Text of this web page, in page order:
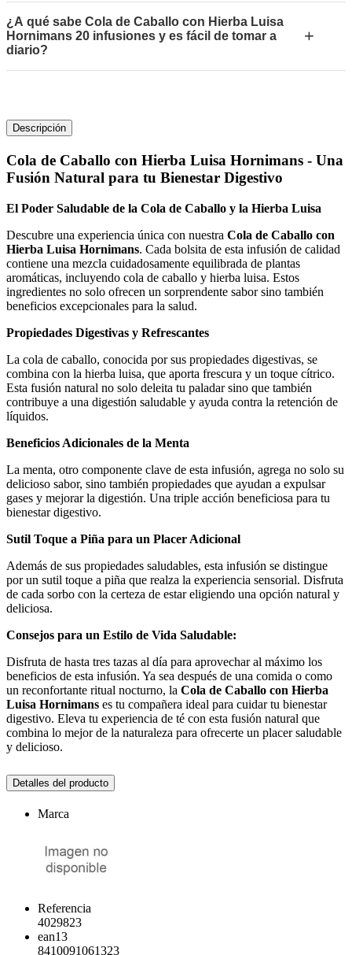
¿A qué sabe Cola de Caballo con Hierba Luisa
Hornimans 20 infusiones y es fácil de tomar a
diario?
+
Descripción
Cola de Caballo con Hierba Luisa Hornimans - Una
Fusión Natural para tu Bienestar Digestivo
El Poder Saludable de la Cola de Caballo y la Hierba Luisa
Descubre una experiencia única con nuestra Cola de Caballo con
Hierba Luisa Hornimans. Cada bolsita de esta infusión de calidad
contiene una mezcla cuidadosamente equilibrada de plantas
aromáticas, incluyendo cola de caballo y hierba luisa. Estos
ingredientes no solo ofrecen un sorprendente sabor sino también
beneficios excepcionales para la salud.
Propiedades Digestivas y Refrescantes
La cola de caballo, conocida por sus propiedades digestivas, se
combina con la hierba luisa, que aporta frescura y un toque cítrico.
Esta fusión natural no solo deleita tu paladar sino que también
contribuye a una digestión saludable y ayuda contra la retención de
líquidos.
Beneficios Adicionales de la Menta
La menta, otro componente clave de esta infusión, agrega no solo su
delicioso sabor, sino también propiedades que ayudan a expulsar
gases y mejorar la digestión. Una triple acción beneficiosa para tu
bienestar digestivo.
Sutil Toque a Piña para un Placer Adicional
Además de sus propiedades saludables, esta infusión se distingue
por un sutil toque a piña que realza la experiencia sensorial. Disfruta
de cada sorbo con la certeza de estar eligiendo una opción natural y
deliciosa.
Consejos para un Estilo de Vida Saludable:
Disfruta de hasta tres tazas al día para aprovechar al máximo los
beneficios de esta infusión. Ya sea después de una comida o como
un reconfortante ritual nocturno, la Cola de Caballo con Hierba
Luisa Hornimans es tu compañera ideal para cuidar tu bienestar
digestivo. Eleva tu experiencia de té con esta fusión natural que
combina lo mejor de la naturaleza para ofrecerte un placer saludable
y delicioso.
Detalles del producto
Marca
Referencia
4029823
ean13
8410091061323